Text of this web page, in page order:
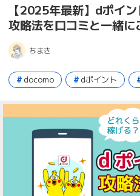
【2025年最新】dポイ
攻略法を口コミと一緒に
ちまき
docomo dポイント